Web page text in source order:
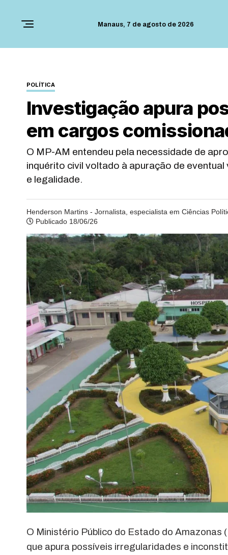
Manaus, 7 de agosto de 2026
POLÍTICA
Investigação apura
em cargos
O MP-AM entendeu pela necessidade de
inquérito civil voltado à apuração de
e legalidade.
Henderson Martins - Jornalista, especialista em Ciências
Publicado 18/06/26
O Ministério Público do Estado do
que apura possíveis irregularidades e